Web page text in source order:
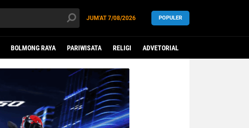
JUM'AT7/08/2026 POPULER
BOLMONG RAYA PARIWISATA RELIGI ADVETORIAL